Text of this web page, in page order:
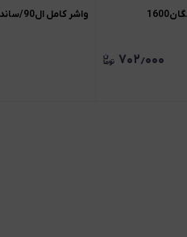
۷۰۲٫۰۰۰
واشر کامل ال90/ساندرو/مگان 1600